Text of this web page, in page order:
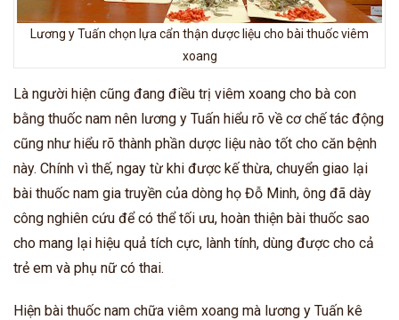
Lương y Tuấn chọn lựa cẩn thận dược liệu cho bài thuốc viêm
xoang
Là người hiện cũng đang điều trị viêm xoang cho bà con
bằng thuốc nam nên lương y Tuấn hiểu rõ về cơ chế tác động
cũng như hiểu rõ thành phần dược liệu nào tốt cho căn bệnh
này. Chính vì thế, ngay từ khi được kế thừa, chuyển giao lại
bài thuốc nam gia truyền của dòng họ Đỗ Minh, ông đã dày
công nghiên cứu để có thể tối ưu, hoàn thiện bài thuốc sao
cho mang lại hiệu quả tích cực, lành tính, dùng được cho cả
trẻ em và phụ nữ có thai.
Hiện bài thuốc nam chữa viêm xoang mà lương y Tuấn kê